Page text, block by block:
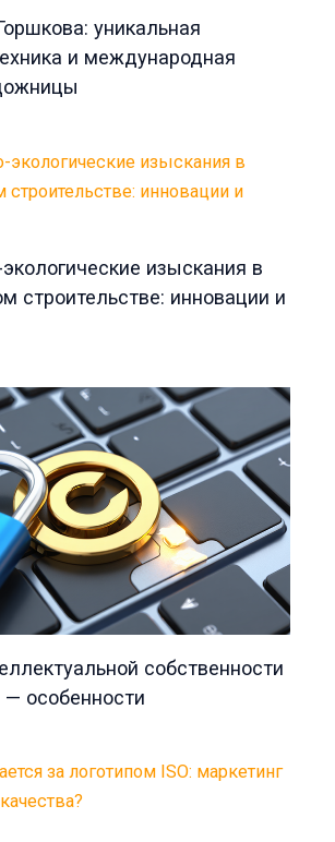
уникальная
и международная
изыскания в
строительстве: инновации и
собственности
особенности